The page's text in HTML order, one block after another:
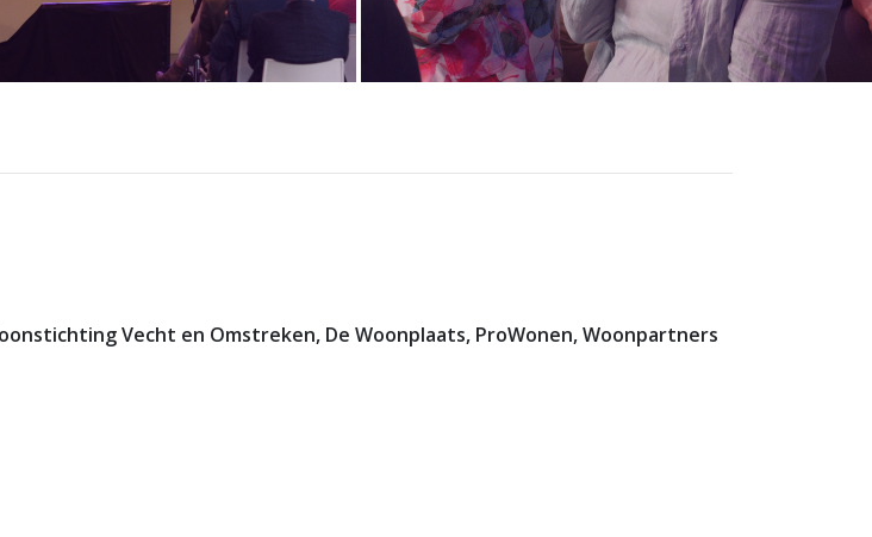
Vecht en Omstreken, De Woonplaats, ProWonen, Woonpartners